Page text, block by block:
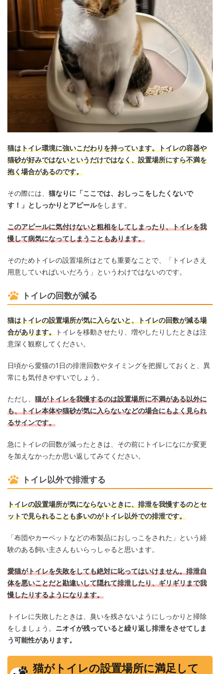
猫はトイレ環境に強いこだわりを持っています。トイレの容器や
猫砂が好みではないというだけではなく、設置場所にすら不満を
抱く場合があるのです。
その際には、 猫なりに「ここでは、おしっこをしたくないで
す！」としっかりとアピールをします。
このアピールに気付けないと粗相をしてしまったり、トイレを我
慢して病気になってしまうこともあります。
そのためトイレの設置場所はとても重要なことで、「トイレさえ
用意していればいいだろう」というわけではないのです。
トイレの回数が減る
猫はトイレの設置場所が気に入らないと、トイレの回数が減る場
合があります。 トイレを移動させたり、増やしたりしたときは注
意深く観察してください。
日頃から愛猫の1日の排泄回数やタイミングを把握しておくと、異
常にも気付きやすいでしょう。
ただし、 猫がトイレを我慢するのは設置場所に不満がある以外に
も、トイレ本体や猫砂が気に入らないなどの場合にもよく見られ
るサインです。
急にトイレの回数が減ったときは、その前にトイレになにか変更
を加えなかったか思い返してみてください。
トイレ以外で排泄する
トイレの設置場所が気にならないときに、排泄を我慢するのとセ
ットで見られることも多いのがトイレ以外での排泄です。
「布団やカーペットなどの布製品におしっこをされた」という経
験のある飼い主さんもいらっしゃると思います。
愛猫がトイレを失敗をしても絶対に叱ってはいけません。排泄自
体を悪いことだと勘違いして隠れて排泄したり、ギリギリまで我
慢したりするようになります。
トイレに失敗したときは、臭いを残さないようにしっかりと掃除
をしましょう。 ニオイが残っていると繰り返し排泄をさせてしま
う可能性があります。
猫がトイレの設置場所に満足して